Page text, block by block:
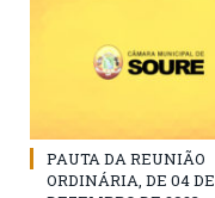
PAUTA DA REUNIÃO
ORDINÁRIA, DE 04 DE